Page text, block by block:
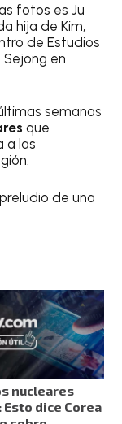
fotos es Ju
hija de Kim,
de Estudios
en
semanas
que
a las
de una
nucleares
dice Corea